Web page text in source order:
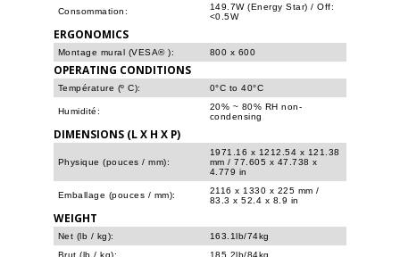
Consommation:
149.7W (Energy Star) / Off:
<0.5W
ERGONOMICS
Montage mural (VESA® ): 800 x 600
OPERATING CONDITIONS
Température (º C): 0°C to 40°C
Humidité:
20% ~ 80% RH non-
condensing
DIMENSIONS (L X H X P)
Physique (pouces / mm):
1971.16 x 1212.54 x 121.38
mm / 77.605 x 47.738 x
4.779 in
Emballage (pouces / mm):
2116 x 1330 x 225 mm /
83.3 x 52.4 x 8.9 in
WEIGHT
Net (lb / kg):
163.1lb/74kg
Brut (lb / kg):
185.2lb/84kg